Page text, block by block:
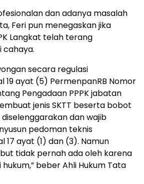
dan adanya masalah
Feri pun menegaskan jika
Langkat telah terang
cahaya.
secara regulasi
19 ayat (5) PermenpanRB Nomor
Pengadaan PPPK jabatan
jenis SKTT beserta bobot
dan wajib
pedoman teknis
17 ayat (1) dan (3). Namun
tidak pernah ada oleh karena
beber Ahli Hukum Tata